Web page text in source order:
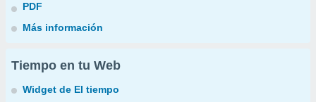
PDF
Más información
Tiempo en tu Web
Widget de El tiempo